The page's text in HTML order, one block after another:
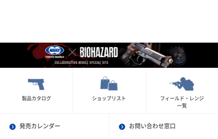
製品カタログ ショップリスト
フィールド・レンジ
一覧
発売カレンダー お問い合わせ窓口